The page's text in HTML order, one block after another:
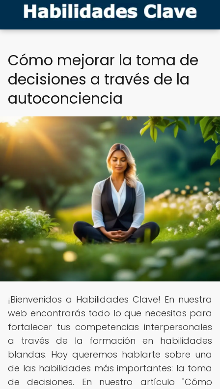
Cómo mejorar la toma de
decisiones a través de la
autoconciencia
¡Bienvenidos a Habilidades Clave! En nuestra
web encontrarás todo lo que necesitas para
fortalecer tus competencias interpersonales
a través de la formación en habilidades
blandas. Hoy queremos hablarte sobre una
de las habilidades más importantes: la toma
de decisiones. En nuestro artículo "Cómo